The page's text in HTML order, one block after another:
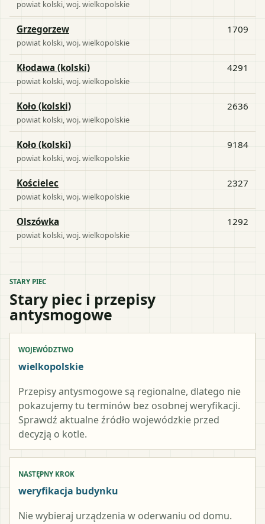
powiat kolski , woj.wielkopolskie
Grzegorzew
powiat kolski , woj.wielkopolskie
1709
Kłodawa (kolski)
powiat kolski , woj.wielkopolskie
4291
Koło (kolski)
powiat kolski , woj.wielkopolskie
2636
Koło (kolski)
powiat kolski , woj.wielkopolskie
9184
Kościelec
powiat kolski , woj.wielkopolskie
2327
Olszówka
powiat kolski , woj.wielkopolskie
1292
STARY PIEC
Stary piec i przepisy
antysmogowe
WOJEWÓDZTWO
wielkopolskie
Przepisy antysmogowe są regionalne, dlatego nie
pokazujemy tu terminów bez osobnej weryfikacji.
Sprawdź aktualne źródło wojewódzkie przed
decyzją o kotle.
NASTĘPNY KROK
weryfikacja budynku
Nie wybieraj urządzenia w oderwaniu od domu.